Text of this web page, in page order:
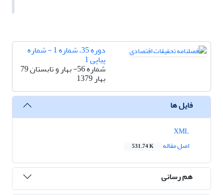
دوره 35، شماره 1 - شماره
پیاپی 1
شماره 56- بهار و تابستان 79
بهار 1379
فایل ها
اصل مقاله
531.74 K
هم رسانی